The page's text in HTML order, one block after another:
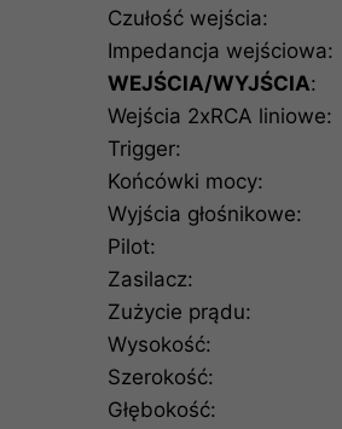
Czułość wejścia:
Impedancja wejściowa:
WEJŚCIA/WYJŚCIA:
Wejścia 2xRCA liniowe:
Trigger:
Końcówki mocy:
Wyjścia głośnikowe:
Pilot:
Zasilacz:
Zużycie prądu:
Wysokość:
Szerokość:
Głębokość: